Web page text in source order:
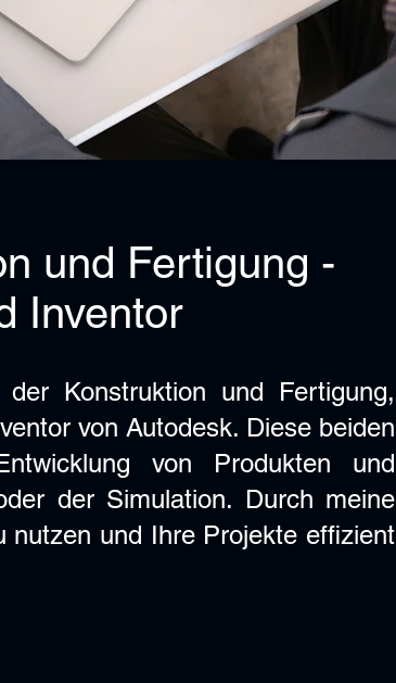
und Fertigung -
Inventor
Konstruktion und Fertigung,
von Autodesk. Diese beiden
von Produkten und
der Simulation. Durch meine
nutzen und Ihre Projekte effizient